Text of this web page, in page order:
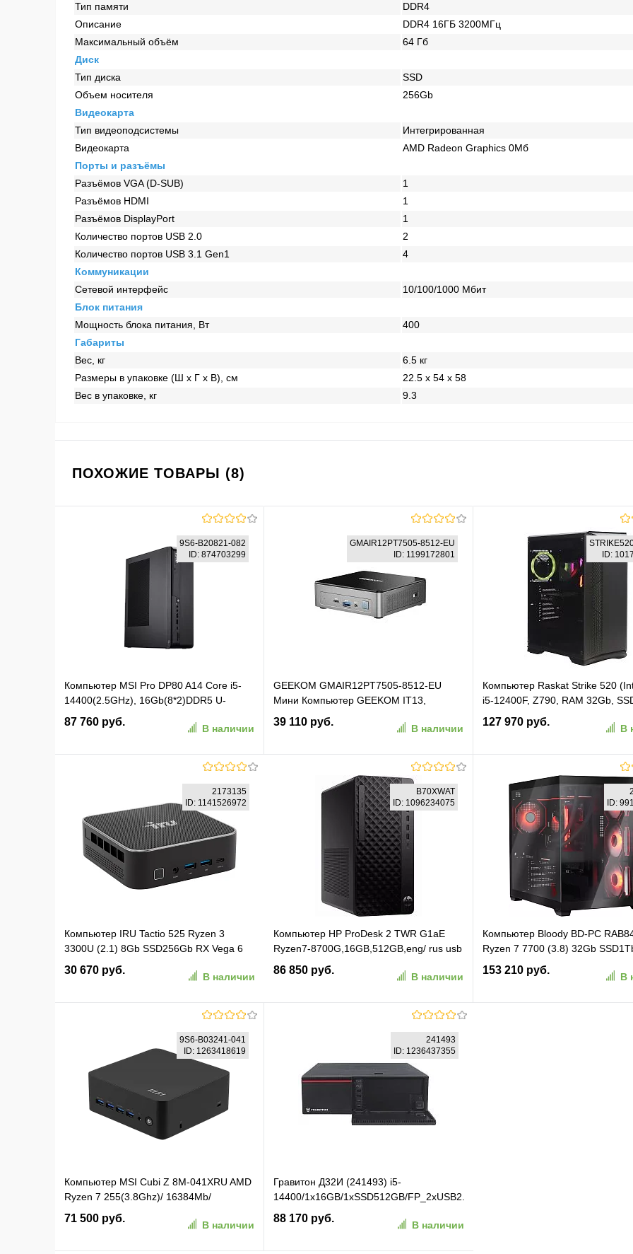
Тип памяти
DDR4
Описание
DDR4 16ГБ 3200МГц
Максимальный объём
64 Гб
Диск
Тип диска
SSD
Объем носителя
256Gb
Видеокарта
Тип видеоподсистемы
Интегрированная
Видеокарта
AMD Radeon Graphics 0Мб
Порты и разъёмы
Разъёмов VGA (D-SUB)
1
Разъёмов HDMI
1
Разъёмов DisplayPort
1
Количество портов USB 2.0
2
Количество портов USB 3.1 Gen1
4
Коммуникации
Сетевой интерфейс
10/100/1000 Mбит
Блок питания
Мощность блока питания, Вт
400
Габариты
Вес, кг
6.5 кг
Размеры в упаковке (Ш x Г x В), см
22.5 x 54 x 58
Вес в упаковке, кг
9.3
ПОХОЖИЕ ТОВАРЫ (8)
9S6-B20821-082
ID: 874703299
Компьютер MSI Pro DP80 A14 Core i5-
14400(2.5GHz), 16Gb(8*2)DDR5 U-
DIMM, 512GB SSD M.2, Intel Graphics,
noDVD, WiFi, BT, 300W, Dual LAN, no
87 760 руб.
В наличии
В избранное К сравнению
GMAIR12PT7505-8512-EU
ID: 1199172801
GEEKOM GMAIR12PT7505-8512-EU
Мини Компьютер GEEKOM IT13,
GMIT13I913900HK-161-EU, Intel i5-
13900HK 16GB+1TB, WIN11 Pro
39 110 руб.
В наличии
В корзину
К сравнению
ID:
Компьютер Raskat Strike 520
i5-12400F, Z790, RAM 32Gb,
2280 1Tb, NVIDIA GeForce RTX
8Gb, 750W, NoOS)
127 970 руб.
В
В корзину
В избранное К
2173135
ID: 1141526972
Компьютер IRU Tactio 525 Ryzen 3
3300U (2.1) 8Gb SSD256Gb RX Vega 6
Windows 11 Pro 64 GbitEth WiFi BT 120W
черный (RUS) (2173135)
30 670 руб.
В наличии
В корзину
В избранное К сравнению
B70XWAT
ID: 1096234075
Компьютер HP ProDesk 2 TWR G1aE
Ryzen7-8700G,16GB,512GB,eng/ rus usb
kbd,mouse,WiFi,BT,DOS,1Wty (B70XWAT)
86 850 руб.
В наличии
В избранное К сравнению
ID:
Компьютер Bloody BD-PC
Ryzen 7 7700 (3.8) 32Gb
RTX5060TI 8Gb Windows 11
2.5xGbitEth 750W черный (RUS)
153 210 руб.
В
9S6-B03241-041
ID: 1263418619
Компьютер MSI Cubi Z 8M-041XRU AMD
Ryzen 7 255(3.8Ghz)/ 16384Mb/
512PCISSDGb/ Int:AMD Radeon 740M/
BT/ WiFi/ war 1y/ 1.74kg/ Black/ noOS +
71 500 руб.
В наличии
241493
ID: 1236437355
Гравитон Д32И (241493) i5-
14400/1x16GB/1xSSD512GB/FP_2xUSB2.0/300W/K+M/NoOS/
Реестр МПТ
88 170 руб.
В наличии